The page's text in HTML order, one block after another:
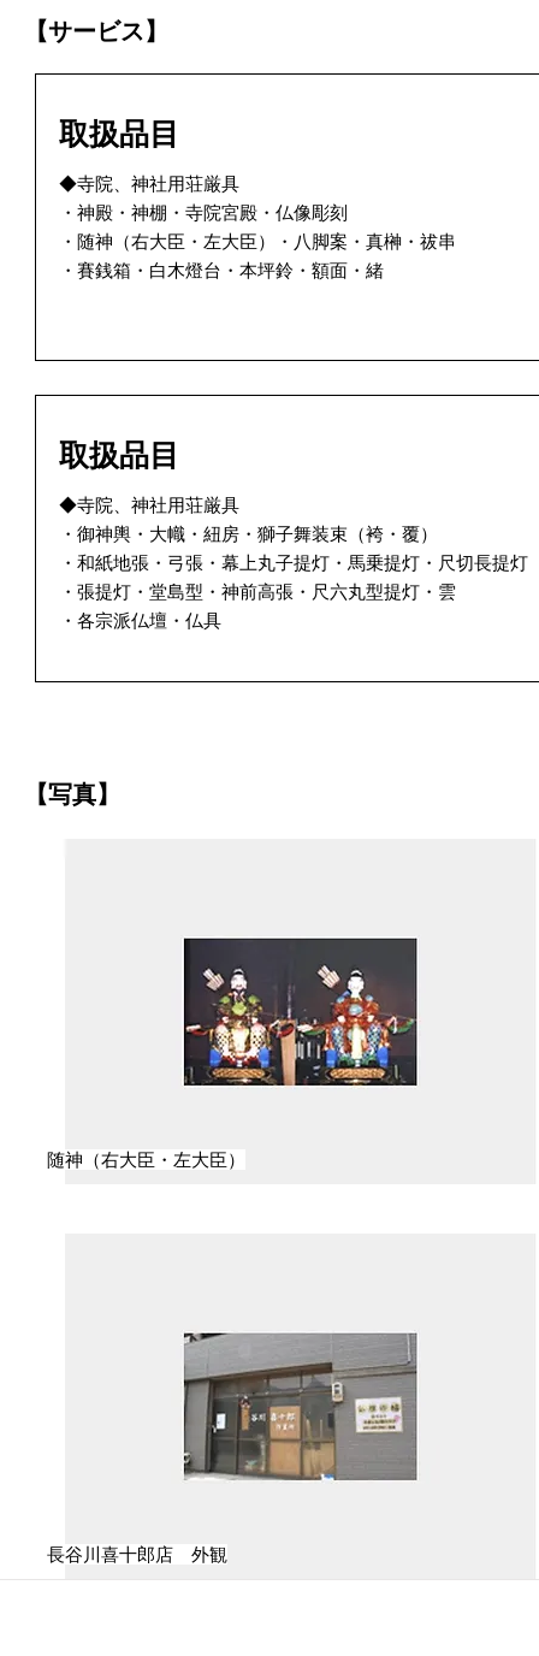
【サービス】
取扱品目
◆寺院、神社用荘厳具
・神殿・神棚・寺院宮殿・仏像彫刻
・随神（右大臣・左大臣）・八脚案・真榊・祓串
・賽銭箱・白木燈台・本坪鈴・額面・緒
取扱品目
◆寺院、神社用荘厳具
・御神輿・大幟・紐房・獅子舞装束（袴・覆）
・和紙地張・弓張・幕上丸子提灯・馬乗提灯・尺切長提灯
・張提灯・堂島型・神前高張・尺六丸型提灯・雲
・各宗派仏壇・仏具
【写真】
随神（右大臣・左大臣）
長谷川喜十郎店 外観